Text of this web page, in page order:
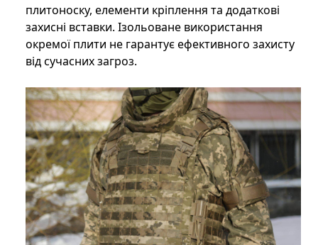
плитоноску, елементи кріплення та додаткові
захисні вставки. Ізольоване використання
окремої плити не гарантує ефективного захисту
від сучасних загроз.